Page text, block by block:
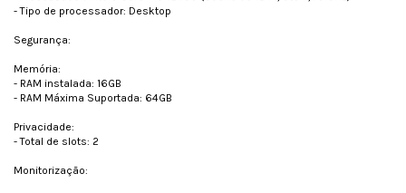
- Tipo de processador: Desktop
Segurança:
Memória:
- RAM instalada: 16GB
- RAM Máxima Suportada: 64GB
Privacidade:
- Total de slots: 2
Monitorização: